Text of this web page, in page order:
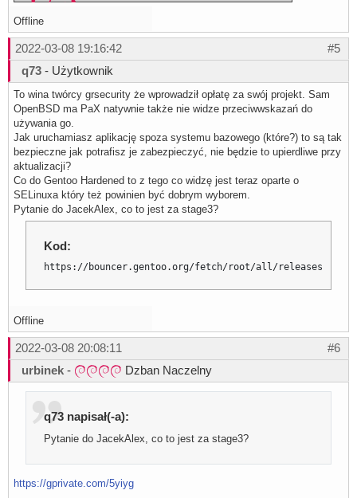
Offline
#5
2022-03-08 19:16:42
q73 - Użytkownik
To wina twórcy grsecurity że wprowadził opłatę za swój projekt. Sam
OpenBSD ma PaX natywnie także nie widze przeciwwskazań do
używania go.
Jak uruchamiasz aplikację spoza systemu bazowego (które?) to są tak
bezpieczne jak potrafisz je zabezpieczyć, nie będzie to upierdliwe przy
aktualizacji?
Co do Gentoo Hardened to z tego co widzę jest teraz oparte o
SELinuxa który też powinien być dobrym wyborem.
Pytanie do JacekAlex, co to jest za stage3?
Kod:
https://bouncer.gentoo.org/fetch/root/all/releases/amd64/
Offline
#6
2022-03-08 20:08:11
urbinek - Dzban Naczelny
q73 napisał(-a):
Pytanie do JacekAlex, co to jest za stage3?
https://gprivate.com/5yiyg